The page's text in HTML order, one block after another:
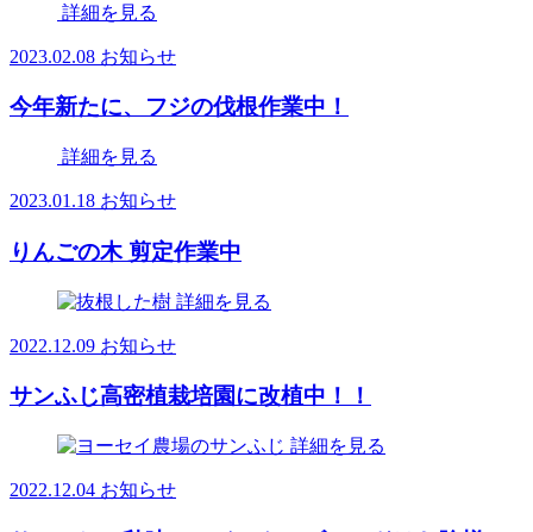
詳細を見る
2023.02.08 お知らせ
今年新たに、フジの伐根作業中！
詳細を見る
2023.01.18 お知らせ
りんごの木 剪定作業中
詳細を見る
2022.12.09 お知らせ
サンふじ高密植栽培園に改植中！！
詳細を見る
2022.12.04 お知らせ